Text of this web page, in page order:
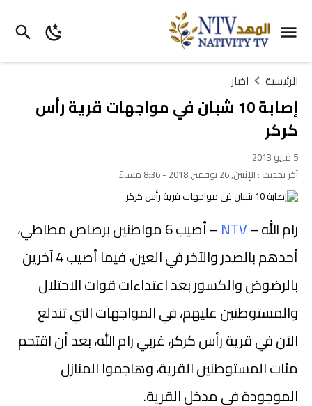
الرئيسية اخبار
إصابة 10 شبان في مواجهات قرية رأس
كركر
5 مايو 2013
آخر تحديث : الإثنين, 26 نوفمبر, 2018 - 8:36 مساءً
رام الله –NTV
– أصيب 6 مواطنين برصاص مطاطي،
أحدهم بالصدر والآخر في العين، فيما أصيب 4 آخرين
بالرضوض والكسور بعد اعتداءات قوات الاحتلال
والمستوطنين عليهم، في المواجهات التي تندلع
الآن في قرية رأس كركر، غربي رام الله، بعد أن اقتحم
مئات المستوطنين القرية، وهاجموا المنازل
الموجودة في مدخل القرية.